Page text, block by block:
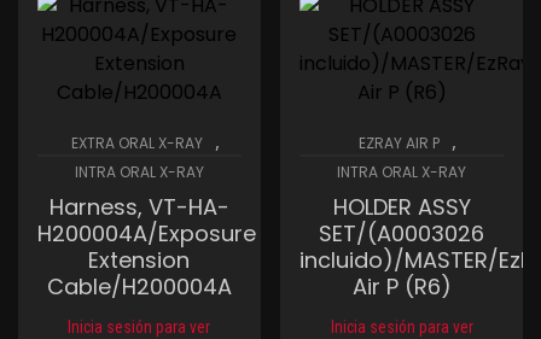
EXTRA ORAL X-RAY ,
INTRA ORAL X-RAY
Harness, VT-HA-
H200004A/Exposure
Extension
Cable/H200004A
Inicia sesión para ver
EZRAY AIR P ,
INTRA ORAL X-RAY
HOLDER ASSY
SET/(A0003026
incluido)/MASTER/
Air P (R6)
Inicia sesión para ver